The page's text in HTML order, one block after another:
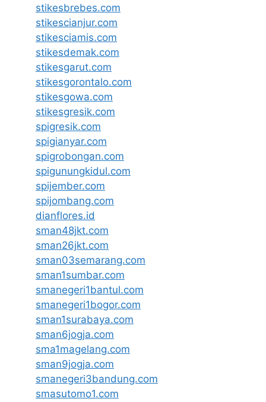
stikesbrebes.com
stikescianjur.com
stikesciamis.com
stikesdemak.com
stikesgarut.com
stikesgorontalo.com
stikesgowa.com
stikesgresik.com
spigresik.com
spigianyar.com
spigrobongan.com
spigunungkidul.com
spijember.com
spijombang.com
dianflores.id
sman48jkt.com
sman26jkt.com
sman03semarang.com
sman1sumbar.com
smanegeri1bantul.com
smanegeri1bogor.com
sman1surabaya.com
sman6jogja.com
sma1magelang.com
sman9jogja.com
smanegeri3bandung.com
smasutomo1.com